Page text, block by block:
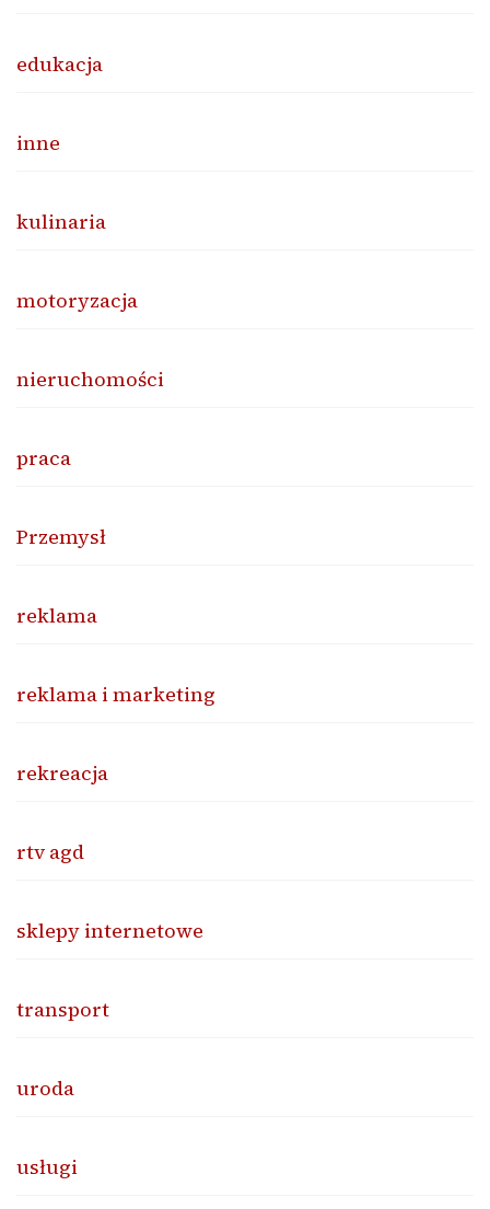
edukacja
inne
kulinaria
motoryzacja
nieruchomości
praca
Przemysł
reklama
reklama i marketing
rekreacja
rtv agd
sklepy internetowe
transport
uroda
usługi